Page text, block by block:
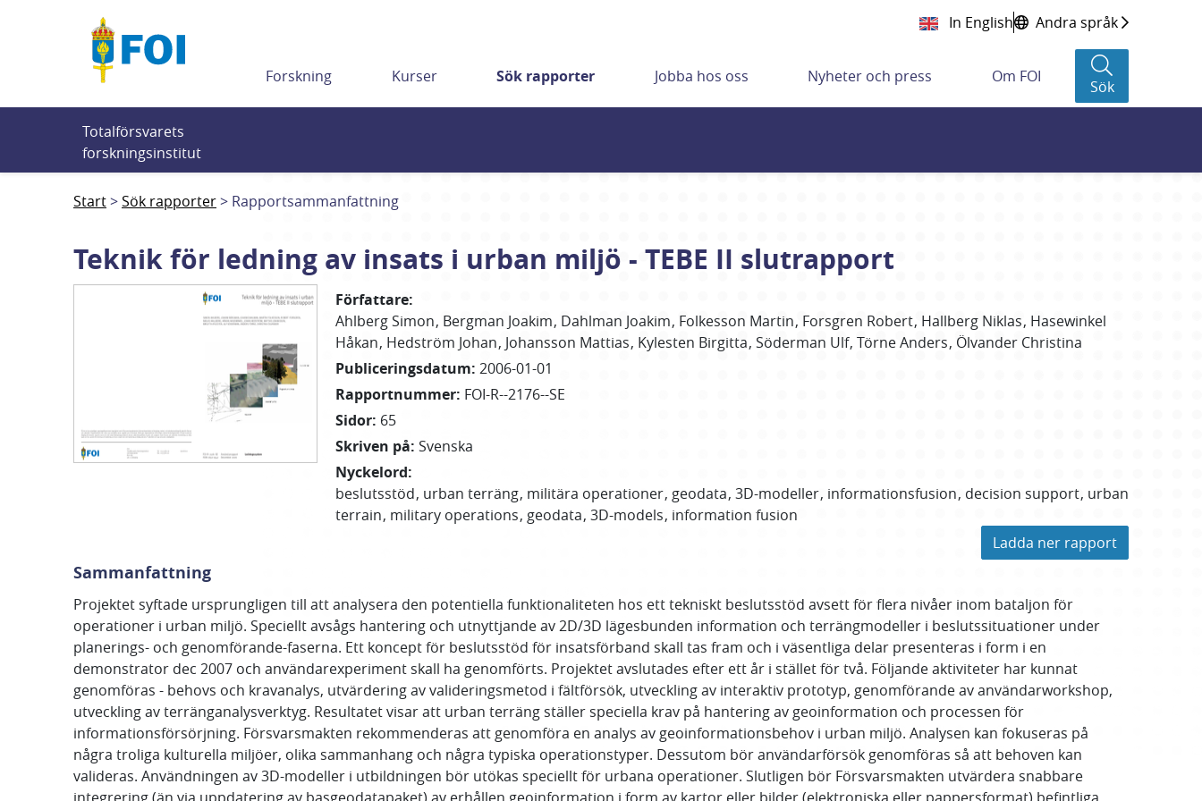
In English Andra språk
Forskning Kurser Sök rapporter Jobba hos oss Nyheter och press Om FOI
Sök
Totalförsvarets
forskningsinstitut
Start Sök rapporter Rapportsammanfattning
Teknik för ledning av insats i urban miljö - TEBE II slutrapport
Författare:
Ahlberg Simon Bergman Joakim Dahlman Joakim Folkesson Martin Forsgren Robert Hallberg Niklas Hasewinkel
Håkan Hedström Johan Johansson Mattias Kylesten Birgitta Söderman Ulf Törne Anders Ölvander Christina
Publiceringsdatum: 2006-01-01
Rapportnummer: FOI-R--2176--SE
Sidor: 65
Skriven på: Svenska
Nyckelord:
beslutsstöd urban terräng militära operationer geodata 3D-modeller informationsfusion decision support urban
terrain military operations geodata 3D-models information fusion
Ladda ner rapport
Sammanfattning
Projektet syftade ursprungligen till att analysera den potentiella funktionaliteten hos ett tekniskt beslutsstöd avsett för flera nivåer inom bataljon för
operationer i urban miljö. Speciellt avsågs hantering och utnyttjande av 2D/3D lägesbunden information och terrängmodeller i beslutssituationer under
planerings- och genomförande-faserna. Ett koncept för beslutsstöd för insatsförband skall tas fram och i väsentliga delar presenteras i form i en
demonstrator dec 2007 och användarexperiment skall ha genomförts. Projektet avslutades efter ett år i stället för två. Följande aktiviteter har kunnat
genomföras - behovs och kravanalys, utvärdering av valideringsmetod i fältförsök, utveckling av interaktiv prototyp, genomförande av användarworkshop,
utveckling av terränganalysverktyg. Resultatet visar att urban terräng ställer speciella krav på hantering av geoinformation och processen för
informationsförsörjning. Försvarsmakten rekommenderas att genomföra en analys av geoinformationsbehov i urban miljö. Analysen kan fokuseras på
några troliga kulturella miljöer, olika sammanhang och några typiska operationstyper. Dessutom bör användarförsök genomföras så att behoven kan
valideras. Användningen av 3D-modeller i utbildningen bör utökas speciellt för urbana operationer. Slutligen bör Försvarsmakten utvärdera snabbare